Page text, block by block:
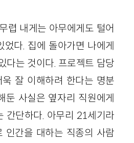
렵 내게는 아무에게도 털어
었다. 집에 돌아가면 나에게
다는 것이다. 프로젝트 담당
잘 이해하려 한다는 명분
둔 사실은 옆자리 직원에게
간단하다. 아무리 21세기라
인간을 대하는 직종의 사람